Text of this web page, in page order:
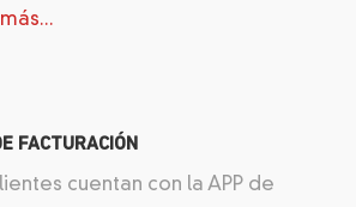
FACTURACIÓN
cuentan con la APP de